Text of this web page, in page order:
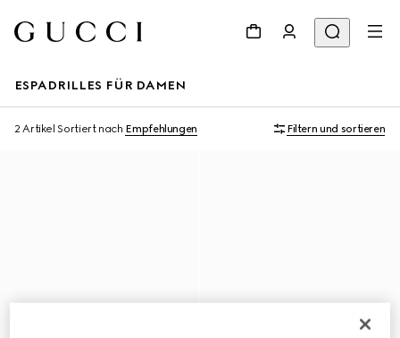
ESPADRILLES FÜR DAMEN
2 Artikel Sortiert nach Empfehlungen Filtern und sortieren